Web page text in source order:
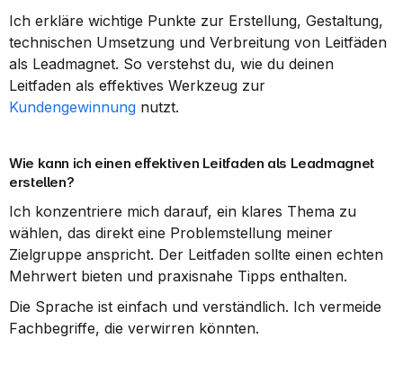
Ich erkläre wichtige Punkte zur Erstellung, Gestaltung,
technischen Umsetzung und Verbreitung von Leitfäden
als Leadmagnet. So verstehst du, wie du deinen
Kundengewinnung nutzt.
Wie kann ich einen effektiven Leitfaden als Leadmagnet
erstellen?
Ich konzentriere mich darauf, ein klares Thema zu
wählen, das direkt eine Problemstellung meiner
Zielgruppe anspricht. Der Leitfaden sollte einen echten
Mehrwert bieten und praxisnahe Tipps enthalten.
Die Sprache ist einfach und verständlich. Ich vermeide
Fachbegriffe, die verwirren könnten.